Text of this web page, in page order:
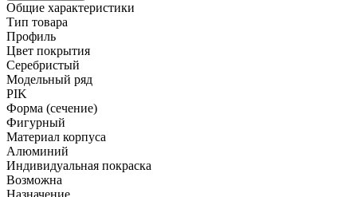
Общие характеристики
Тип товара
Профиль
Цвет покрытия
Серебристый
Модельный ряд
PIK
Форма (сечение)
Фигурный
Материал корпуса
Алюминий
Индивидуальная покраска
Возможна